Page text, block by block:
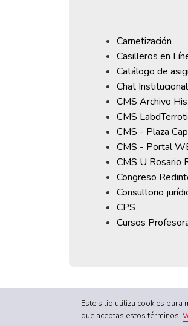
Carnetización
Casilleros en
Catálogo de
Chat
CMS Archivo
CMS
CMS - Plaza
CMS - Portal
CMS U Rosario
Congreso
Consultorio
CPS
Cursos
Este sitio utiliza cookies para
que aceptas estos términos.